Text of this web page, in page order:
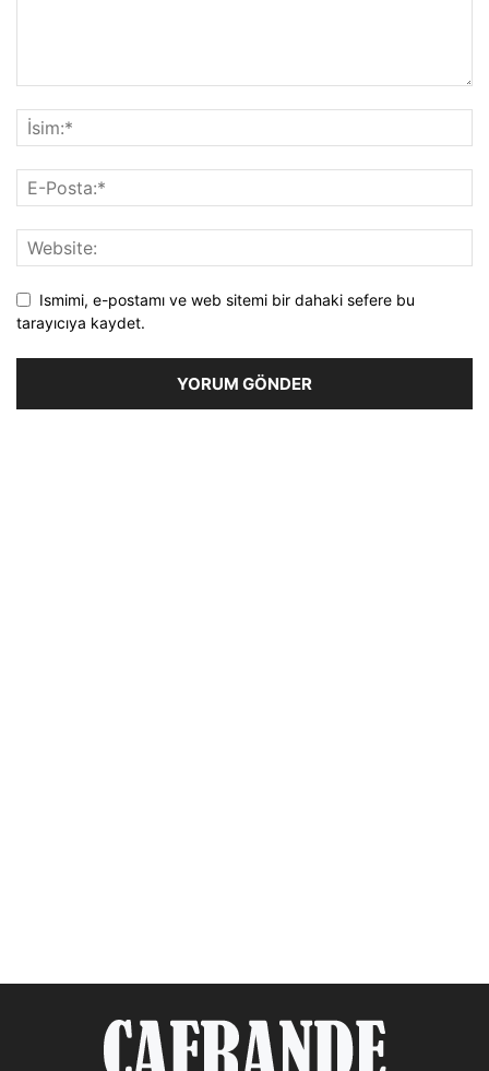
Ismimi, e-postamı ve web sitemi bir dahaki sefere bu
tarayıcıya kaydet.